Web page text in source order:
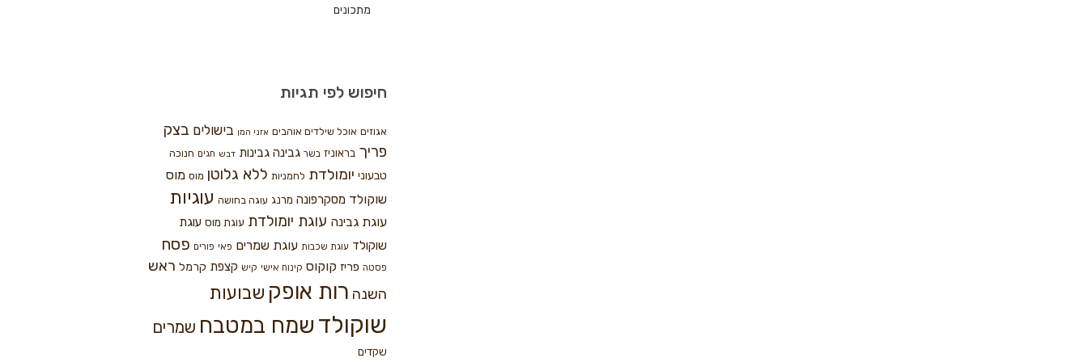
מתכונים
חיפוש לפי תגיות
אגוזים אוכל שילדים אוהבים אזני המן בישולים בצק
פריך בראוניז בשר גבינה גבינות דבש חגים חנוכה
טבעוני יומולדת לחמניות ללא גלוטן מוס מוס
שוקולד מסקרפונה מרנג עוגה בחושה עוגיות
עוגת גבינה עוגת יומולדת עוגת מוס עוגת
שוקולד עוגת שכבות עוגת שמרים פאי פורים פסח
פסטה פריז קוקוס קינוח אישי קיש קצפת קרמל ראש
השנה רות אופק שבועות
שוקולד שמח במטבח שמרים
שקדים